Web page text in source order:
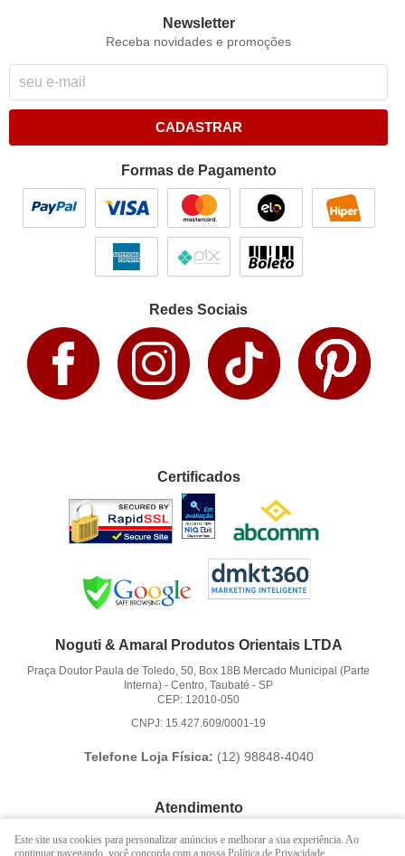
Newsletter
Receba novidades e promoções
CADASTRAR
Formas de Pagamento
Redes Sociais
Certificados
Noguti & Amaral Produtos Orientais LTDA
Praça Doutor Paula de Toledo, 50, Box 18B Mercado Municipal (Parte
Interna) -Centro, Taubaté -SP
CEP: 12010-050
CNPJ: 15.427.609/0001-19
Telefone Loja Física: (12) 98848-4040
Atendimento
(12) 3621-6262
Este site usa cookies para personalizar anúncios e melhorar a sua experiência. Ao
continuar navegando, você concorda com a nossa Política de Privacidade.